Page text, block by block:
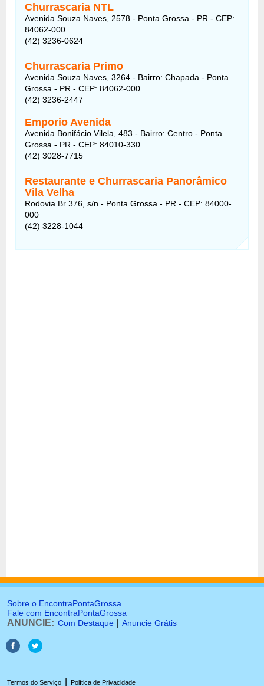
Churrascaria NTL
Avenida Souza Naves, 2578 - Ponta Grossa - PR - CEP:
84062-000
(42) 3236-0624
Churrascaria Primo
Avenida Souza Naves, 3264 - Bairro: Chapada - Ponta
Grossa - PR - CEP: 84062-000
(42) 3236-2447
Emporio Avenida
Avenida Bonifácio Vilela, 483 - Bairro: Centro - Ponta
Grossa - PR - CEP: 84010-330
(42) 3028-7715
Restaurante e Churrascaria Panorâmico
Vila Velha
Rodovia Br 376, s/n - Ponta Grossa - PR - CEP: 84000-
000
(42) 3228-1044
Sobre o EncontraPontaGrossa
Fale com EncontraPontaGrossa
ANUNCIE: Com Destaque Anuncie Grátis
Termos do Serviço Política de Privacidade